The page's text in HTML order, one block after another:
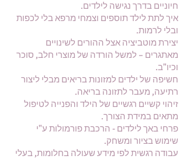
חיוניים בדרך נגישה לילדים.
איך לתת לילד תוספים וצמחי מרפא בלי לכפות
ובלי לרמות.
יצירת מוטביציה אצל ההורים לשינויים
מאתגרים – למשל הורדה של מוצרי חלב, סוכר
וכיו"ב.
חשיפה של ילדים למזונות בריאים מבלי ליצור
רתיעה, מעבר לתזונה בריאה.
זיהוי קשיים רגשיים של הילד והפנייה לטיפול
מתאים במידת הצורך.
פרחי באך לילדים - הרכבת פורמולות ע"י
שימוש בציור ומשחק.
עבודה רגשית לפי מידע שעולה בחלומות, בעלי